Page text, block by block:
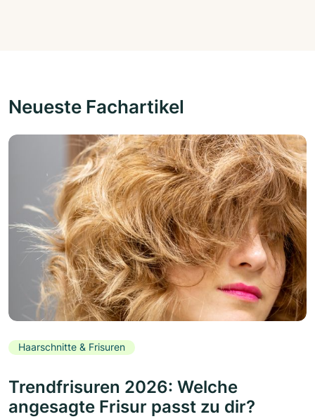
Neueste Fachartikel
Haarschnitte & Frisuren
Trendfrisuren 2026: Welche
angesagte Frisur passt zu dir?